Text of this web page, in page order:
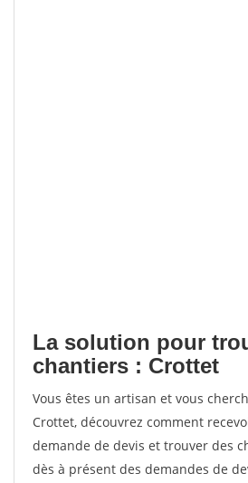
La solution pour
chantiers : Crottet
Vous êtes un artisan et vous
Crottet, découvrez comment
demande de devis et trouver des
dès à présent des demandes de